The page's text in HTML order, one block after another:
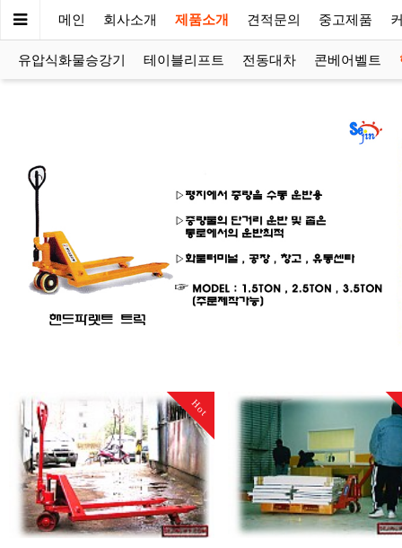
메인 회사소개 제품소개 견적문의 중고제품
유압식화물승강기 테이블리프트 전동대차 콘베어벨트
Hot